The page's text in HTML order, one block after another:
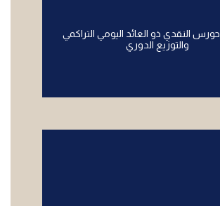
النقدي ذو العائد اليومي التراكمي
والتوزيع الدوري